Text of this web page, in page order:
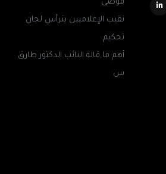
فوضى
نقيب الإعلاميين يترأس لجان
تحكيم
أهم ما قاله النائب الدكتور طارق
س